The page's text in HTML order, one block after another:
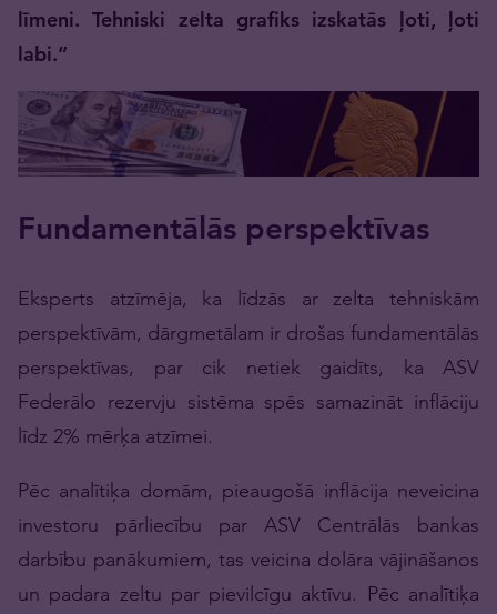
līmeni. Tehniski zelta grafiks izskatās ļoti, ļoti
labi.”
Fundamentālās perspektīvas
Eksperts atzīmēja, ka līdzās ar zelta tehniskām
perspektīvām, dārgmetālam ir drošas fundamentālās
perspektīvas, par cik netiek gaidīts, ka ASV
Federālo rezervju sistēma spēs samazināt inflāciju
līdz 2% mērķa atzīmei.
Pēc analītiķa domām, pieaugošā inflācija neveicina
investoru pārliecību par ASV Centrālās bankas
darbību panākumiem, tas veicina dolāra vājināšanos
un padara zeltu par pievilcīgu aktīvu. Pēc analītiķa